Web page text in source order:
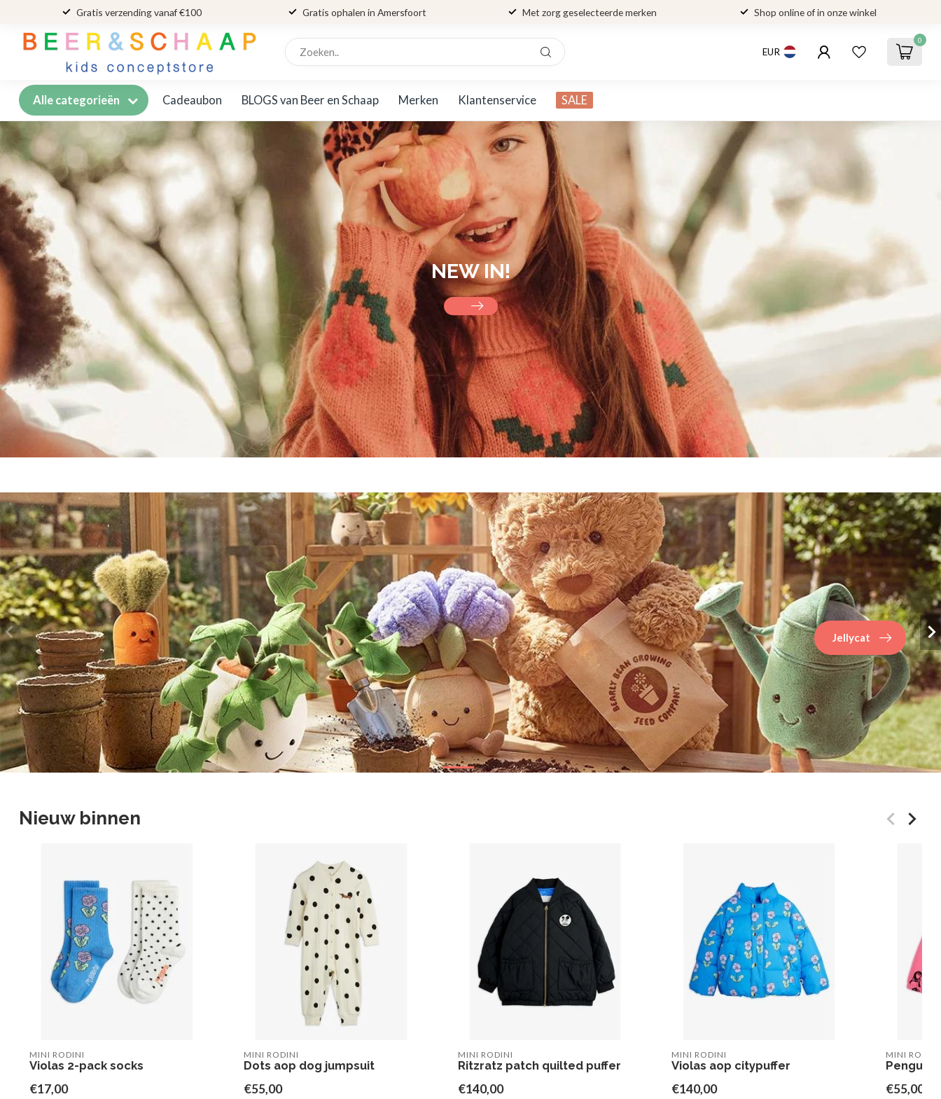
Gratis verzending vanaf €100 Gratis ophalen in Amersfoort Met zorg geselecteerde merken Shop online of in onze winkel
EUR
0
Alle categorieën Cadeaubon BLOGS van Beer en Schaap Merken Klantenservice SALE
NEW IN!
Jellycat
Nieuw binnen
MINI RODINI
Violas 2-pack socks
€17,00
MINI RODINI
Dots aop dog jumpsuit
€55,00
MINI RODINI
Ritzratz patch quilted puffer
€140,00
MINI RODINI
Violas aop citypuffer
€140,00
MINI RODINI
Penguin
€55,00